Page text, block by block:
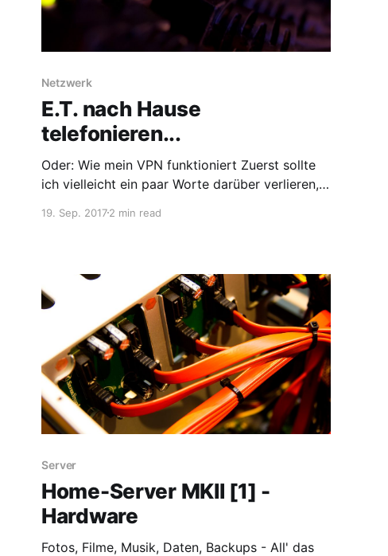
Netzwerk
E.T. nach Hause
telefonieren...
Oder: Wie mein VPN funktioniert Zuerst sollte
ich vielleicht ein paar Worte darüber verlieren,
Gateway kommt leider eine Speedport Hybrid
(7270) und ein Unifi Security Gateway
[https://www.ubnt.com/
19. Sep. 20172 min read
Server
Home-Server MKII [1] -
Hardware
Fotos, Filme, Musik, Daten, Backups - All' das